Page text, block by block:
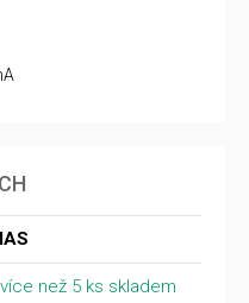
více než 5 ks skladem